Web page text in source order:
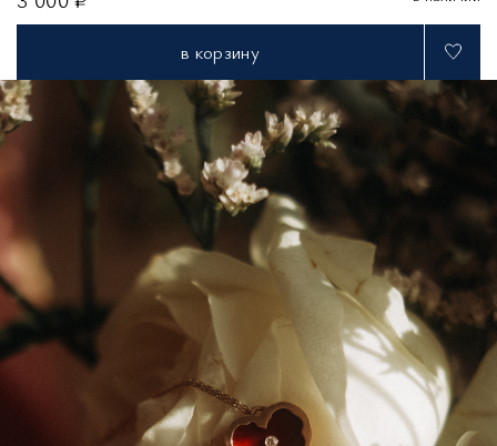
в корзину